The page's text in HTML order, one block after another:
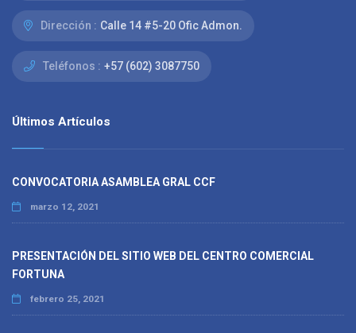
Dirección : Calle 14 #5-20 Ofic Admon.
Teléfonos : +57 (602) 3087750
Últimos Artículos
CONVOCATORIA ASAMBLEA GRAL CCF
marzo 12, 2021
PRESENTACIÓN DEL SITIO WEB DEL CENTRO COMERCIAL
FORTUNA
febrero 25, 2021